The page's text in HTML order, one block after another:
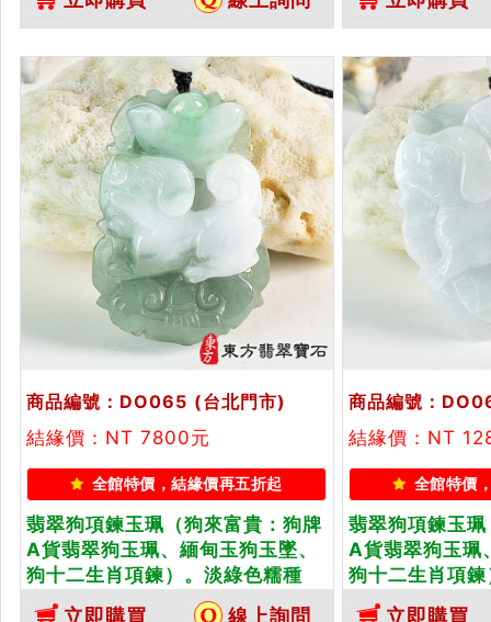
狗吊墜玉珮項鍊。★附A貨翡翠雙
證書
狗吊墜玉珮項
證書
商品編號：DO065 (台北門市)
結緣價：NT 7800元
全館特價，結緣價再五折起
翡翠狗項鍊玉珮（狗來富貴：狗牌
A貨翡翠狗玉珮、緬甸玉狗玉墜、
狗十二生肖項鍊）。淡綠色糯種
狗，DO065。客製化訂做各種翡翠
立即購買 線上詢問
商品編號：
結緣價：NT
全館特價
翡翠狗項鍊玉
A貨翡翠狗玉珮
狗十二生肖項
狗，DO066。
立即購買